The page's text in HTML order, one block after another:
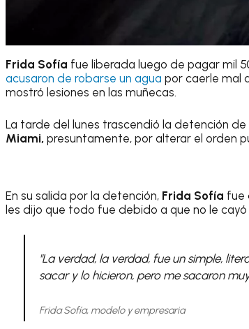
Frida Sofía fue liberada luego de pagar mil
acusaron de robarse un agua por caerle mal
mostró lesiones en las muñecas.
La tarde del lunes trascendió la detención de
Miami, presuntamente, por alterar el orden
En su salida por la detención, Frida Sofía fue
les dijo que todo fue debido a que no le
"La verdad, la verdad, fue un simple,
sacar y lo hicieron, pero me sacaron
Frida Sofía, modelo y empresaria